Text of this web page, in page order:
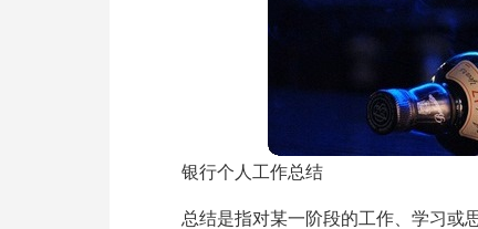
银行个人工作总结
总结是指对某一阶段的工作、学习或